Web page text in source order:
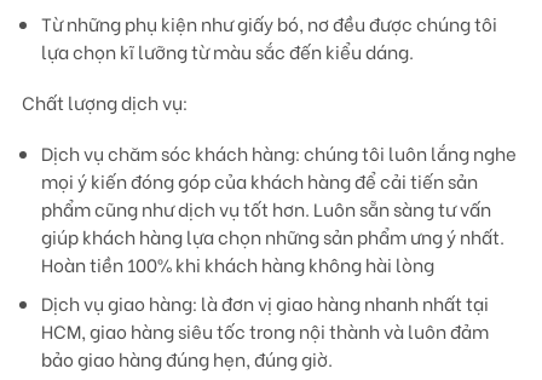
Từ những phụ kiện như giấy bó, nơ đều được chúng tôi
lựa chọn kĩ lưỡng từ màu sắc đến kiểu dáng.
Chất lượng dịch vụ:
Dịch vụ chăm sóc khách hàng: chúng tôi luôn lắng nghe
mọi ý kiến đóng góp của khách hàng để cải tiến sản
phẩm cũng như dịch vụ tốt hơn. Luôn sẵn sàng tư vấn
giúp khách hàng lựa chọn những sản phẩm ưng ý nhất.
Hoàn tiền 100% khi khách hàng không hài lòng
Dịch vụ giao hàng: là đơn vị giao hàng nhanh nhất tại
HCM, giao hàng siêu tốc trong nội thành và luôn đảm
bảo giao hàng đúng hẹn, đúng giờ.